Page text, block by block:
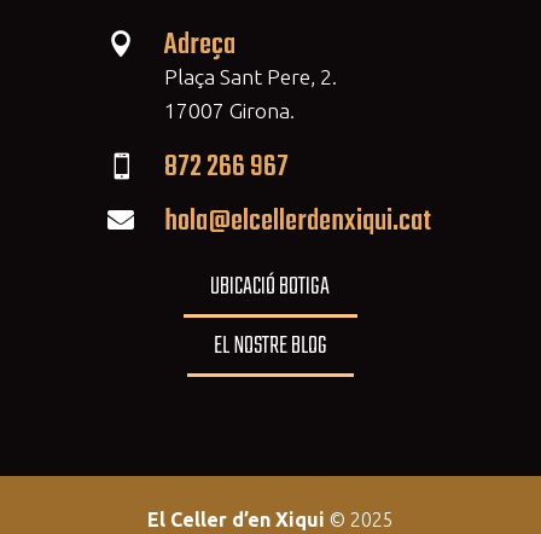
 Adreça
Plaça Sant Pere, 2.
17007 Girona.
 872 266 967
 hola@elcellerdenxiqui.cat
UBICACIÓ BOTIGA
EL NOSTRE BLOG
El Celler d’en Xiqui © 2025